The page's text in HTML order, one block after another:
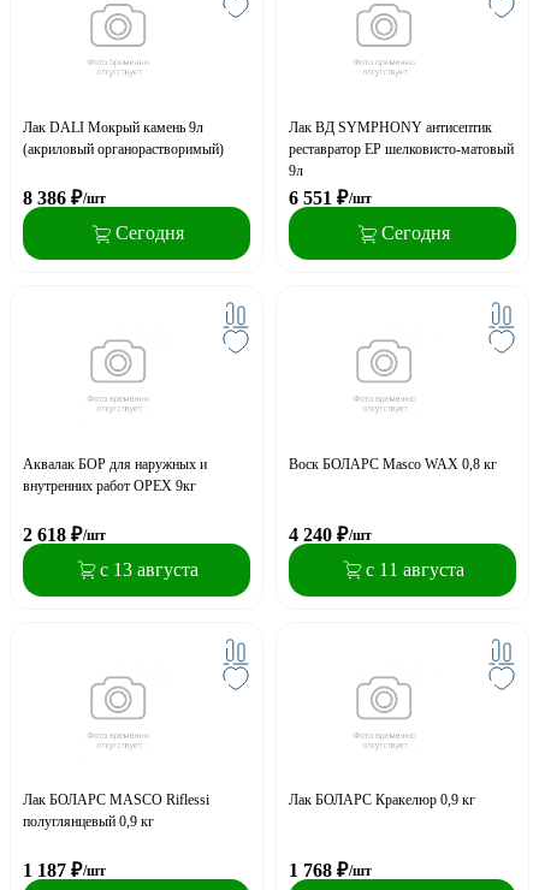
Лак DALI Мокрый камень 9л
(акриловый органорастворимый)
8 386 ₽/шт
Сегодня
Лак ВД SYMPHONY антисептик
реставратор EP шелковисто-матовый
9л
6 551 ₽/шт
Сегодня
Аквалак БОР для наружных и
внутренних работ ОРЕХ 9кг
2 618 ₽/шт
с 13 августа
Воск БОЛАРС Masco WAX 0,8 кг
4 240 ₽/шт
с 11 августа
Лак БОЛАРС MASCO Riflessi
полуглянцевый 0,9 кг
1 187 ₽/шт
Лак БОЛАРС Кракелюр 0,9 кг
1 768 ₽/шт